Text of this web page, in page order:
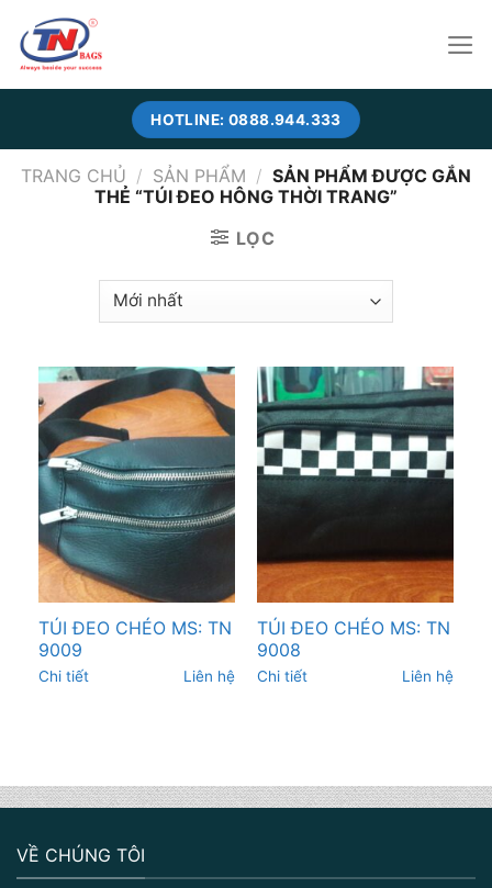
content
HOTLINE: 0888.944.333
TRANG CHỦ / SẢN PHẨM / SẢN PHẨM ĐƯỢC GẮN
THẺ “TÚI ĐEO HÔNG THỜI TRANG”
LỌC
TÚI ĐEO CHÉO MS: TN
9009
Chi tiết Liên hệ
TÚI ĐEO CHÉO MS: TN
9008
Chi tiết Liên hệ
VỀ CHÚNG TÔI